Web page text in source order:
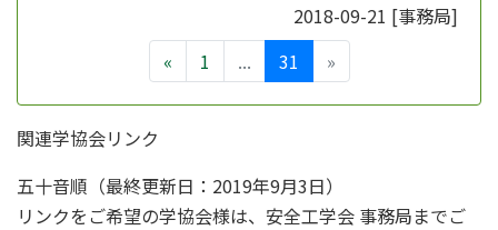
2018-09-21 [事務局]
«
1 ... 31 »
関連学協会リンク
五十音順（最終更新日：2019年9月3日）
リンクをご希望の学協会様は、安全工学会 事務局までご